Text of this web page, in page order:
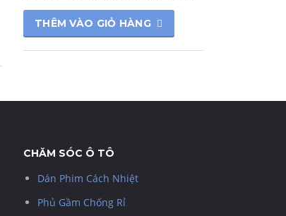
THÊM VÀO GIỎ HÀNG
CHĂM SÓC Ô TÔ
Dán Phim Cách Nhiệt
Phủ Gầm Chống Rỉ